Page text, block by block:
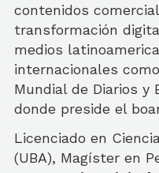
contenidos
transformación
medios
internacionales
Mundial de Diarios y
donde preside el
Licenciado en
(UBA), Magíster en